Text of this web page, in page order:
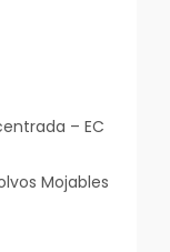
– EC
Mojables